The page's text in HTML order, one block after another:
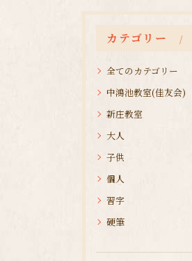
カテゴリー
全てのカテゴリー
中鴻池教室(佳友会)
新庄教室
大人
子供
個人
習字
硬筆